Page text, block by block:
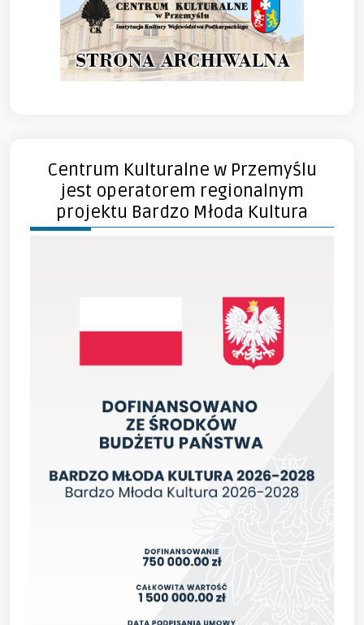
Centrum Kulturalne w Przemyślu
jest operatorem regionalnym
projektu Bardzo Młoda Kultura